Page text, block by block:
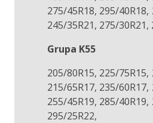
275/45R18, 295/
245/35R21, 275/30R21,
Grupa K55
205/80R15, 225/
215/65R17, 235/
255/45R19, 285/
295/25R22,